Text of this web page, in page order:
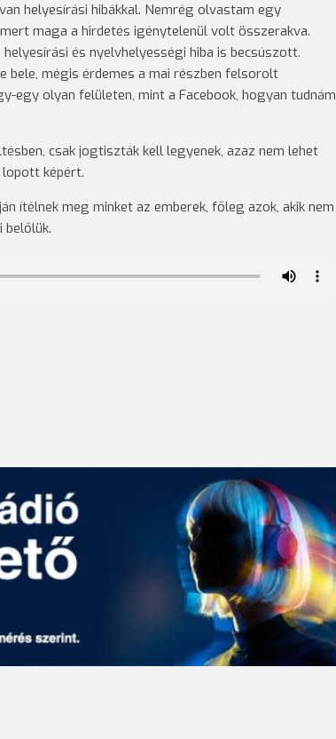
helyesírási hibákkal. Nemrég olvastam egy
maga a hirdetés igénytelenül volt összerakva.
és nyelvhelyességi hiba is becsúszott.
bele, mégis érdemes a mai részben felsorolt
egy olyan felületen, mint a Facebook, hogyan tudnám
csak jogtiszták kell legyenek, azaz nem lehet
képért.
ítélnek meg minket az emberek, főleg azok, akik nem
belőlük.